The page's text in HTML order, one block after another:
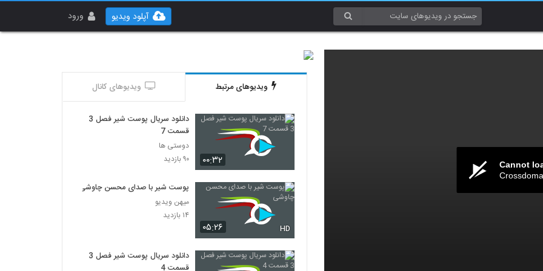
ورود آپلود ویدیو
Cannot
ویدیوهای مرتبط ویدیوهای کانال
۰۰:۳۲
دانلود سریال پوست شیر فصل 3
قسمت 7
دوستی ها
۹۰ بازدید
۰۵:۲۶ HD
پوست شیر با صدای محسن چاوشی
میهن ویدیو
۱۴ بازدید
دانلود سریال پوست شیر فصل 3
قسمت 4